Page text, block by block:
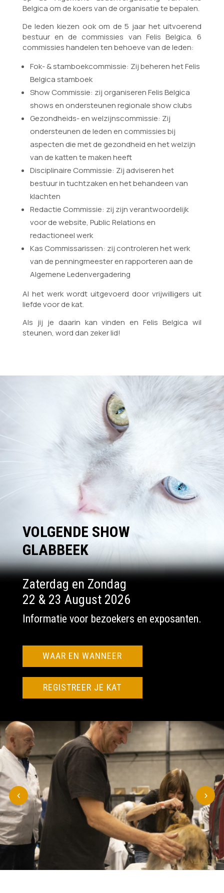
Belgica om de koers van de organisatie te bepalen.
De leden kiezen ook om de 5 jaar het uitvoerend
bestuur en de commissies van Felis Belgica. 6
commissies handelen ten behoeve van de leden:
Fok- & stamboekcommissie: Zij beheren het Felis
Belgica stamboek
Show Commissie: zij organiseren Felis Belgica
shows en ondersteunen regionale show clubs
Gezondheids- en welzijnscommissie: Zij
ondersteunen de leden en commissies bij
aspecten die met de gezondheid en het welzijn
van de katten te maken heeft
Disciplinaire Commissie: Zij adviseren het
bestuur in tuchtzaken en het behandeen van
klachten
Redactie Commissie: zij zijn verantwoordelijk
voor de website, Public Relations en
redactioneel werk
Kas Commissarissen: zij controleren het werk
van de penningmeester en rapporteren aan de
Algemene Ledenvergadering
Al het werk wordt uitgevoerd door vrijwilligers uit
liefde voor de kat.
Als jij je daarin kan vinden en Felis Belgica wil
steunen, word dan zeker lid!
VOLGENDE SHOW
GLABBEEK
Zaterdag en Zondag
22 & 23 August 2026
Informatie voor bezoekers en exposanten.
WAAR EN WANNEER
REGISTREER JE KAT